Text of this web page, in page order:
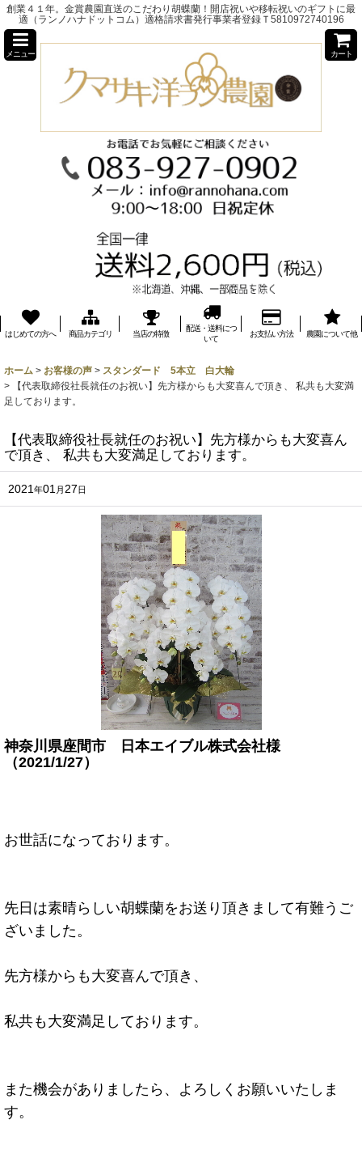
創業４１年。金賞農園直送のこだわり胡蝶蘭！開店祝いや移転祝いのギフトに最
適（ランノハナドットコム）適格請求書発行事業者登録Ｔ5810972740196
メニュー カート
はじめての方へ 商品カテゴリ 当店の特徴
配送・送料につ
いて
お支払い方法 農園について他
ホーム > お客様の声 > スタンダード 5本立 白大輪
>
【代表取締役社長就任のお祝い】先方様からも大変喜んで頂き、 私共も大変満
足しております。
【代表取締役社長就任のお祝い】先方様からも大変喜ん
で頂き、 私共も大変満足しております。
2021年01月 27 日
神奈川県座間市 日本エイブル株式会社様
（2021/1/27）
お世話になっております。
先日は素晴らしい胡蝶蘭をお送り頂きまして有難うご
ざいました。
先方様からも大変喜んで頂き、
私共も大変満足しております。
また機会がありましたら、よろしくお願いいたしま
す。